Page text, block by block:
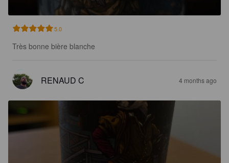
5.0
Très bonne bière blanche
RENAUD C 4 months ago